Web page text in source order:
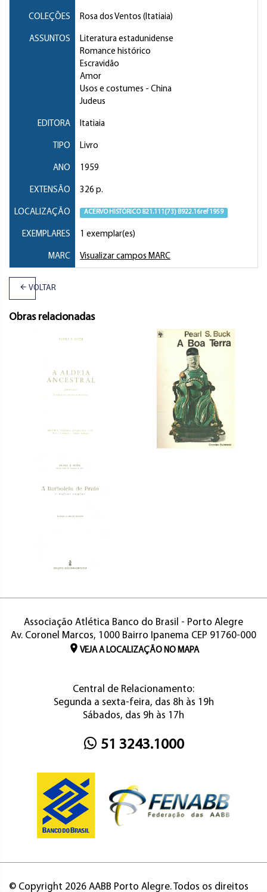
COLEÇÕES Rosa dos Ventos (Itatiaia)
ASSUNTOS
Literatura estadunidense
Romance histórico
Escravidão
Amor
Usos e costumes - China
Judeus
EDITORA Itatiaia
TIPO Livro
ANO 1959
EXTENSÃO 326 p.
LOCALIZAÇÃO ACERVO HISTÓRICO 821.111(73) B922.16ref 1959
EXEMPLARES 1 exemplar(es)
MARC Visualizar campos MARC
VOLTAR
Obras relacionadas
Associação Atlética Banco do Brasil - Porto Alegre
Av. Coronel Marcos, 1000 Bairro Ipanema CEP 91760-000
VEJA A LOCALIZAÇÃO NO MAPA
Central de Relacionamento:
Segunda a sexta-feira, das 8h às 19h
Sábados, das 9h às 17h
51 3243.1000
© Copyright 2026 AABB Porto Alegre. Todos os direitos